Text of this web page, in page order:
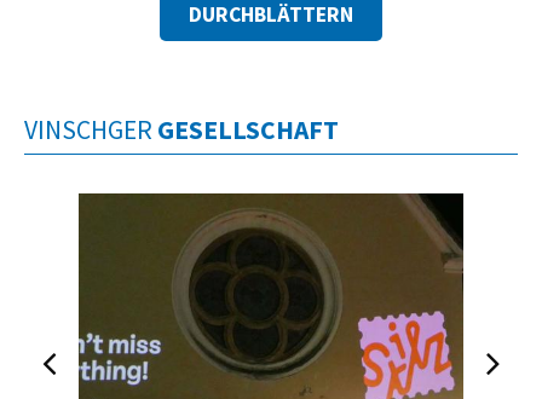
DURCHBLÄTTERN
VINSCHGER GESELLSCHAFT